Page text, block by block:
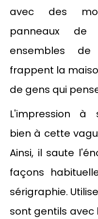
avec des
panneaux
ensembles de
frappent la
de gens qui
L'impression à
bien à cette
Ainsi, il saute
façons
sérigraphie.
sont gentils